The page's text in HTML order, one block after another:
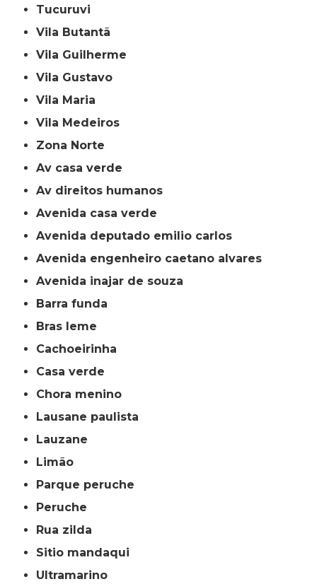
Tucuruvi
Vila Butantã
Vila Guilherme
Vila Gustavo
Vila Maria
Vila Medeiros
Zona Norte
av casa verde
av direitos humanos
avenida casa verde
avenida deputado emilio carlos
avenida engenheiro caetano alvares
avenida inajar de souza
barra funda
bras leme
cachoeirinha
casa verde
chora menino
lausane paulista
lauzane
limão
parque peruche
peruche
rua zilda
sitio mandaqui
ultramarino